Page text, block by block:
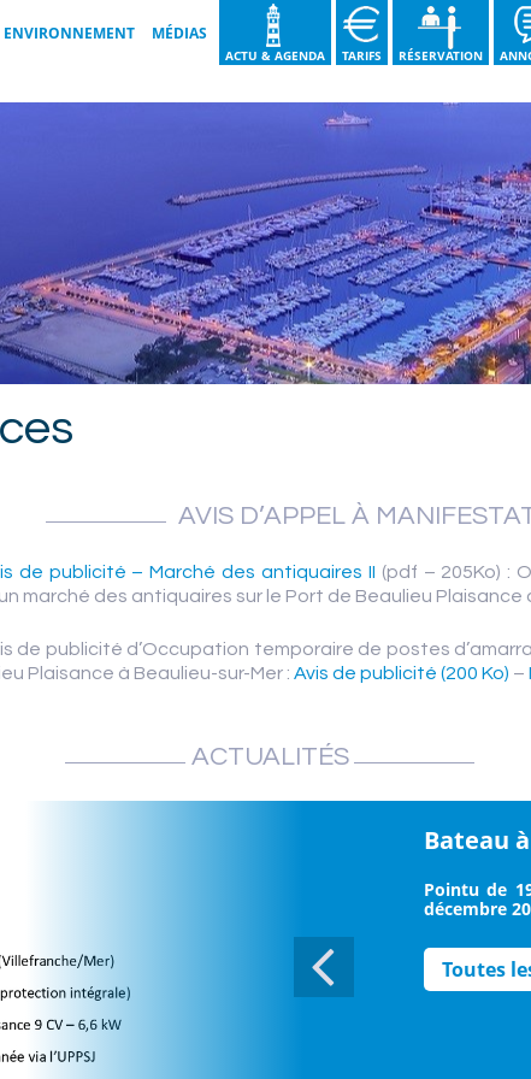
ACTU & AGENDA TARIFS RÉSERVATION
ENVIRONNEMENT MÉDIAS
AVIS D’APPEL À
de publicité – Marché des antiquaires II (pdf – 205Ko) :
marché des antiquaires sur le Port de Beaulieu Plaisance
de publicité d’Occupation temporaire de postes
Plaisance à Beaulieu-sur-Mer : Avis de publicité (200 Ko) –
ACTUALITÉS
Bateau
Pointu de
décembre
Toutes